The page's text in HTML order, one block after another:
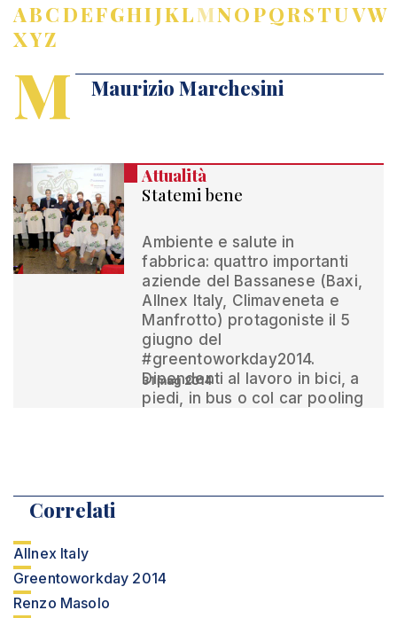
ABCDEFGHIJKLMNOPQRSTUVW
XYZ
M Maurizio Marchesini
Attualità
Statemi bene
Ambiente e salute in
fabbrica: quattro importanti
aziende del Bassanese (Baxi,
Allnex Italy, Climaveneta e
Manfrotto) protagoniste il 5
giugno del
#greentoworkday2014.
Dipendenti al lavoro in bici, a
piedi, in bus o col car pooling
31 mag 2014
Correlati
Allnex Italy
Greentoworkday 2014
Renzo Masolo